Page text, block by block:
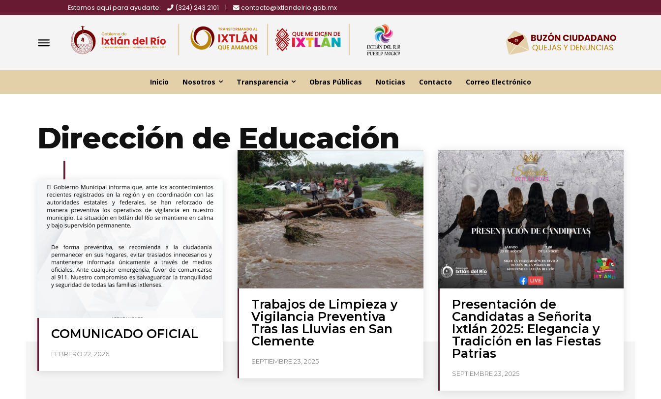
Estamos aquí para ayudarte: (324) 243 2101 | contacto@ixtlandelrio.gob.mx
Inicio Nosotros Transparencia Obras Públicas Noticias Contacto Correo Electrónico
Dirección de Educación
COMUNICADO OFICIAL
FEBRERO 22, 2026
Trabajos de Limpieza y
Vigilancia Preventiva
Tras las Lluvias en San
Clemente
SEPTIEMBRE 23, 2025
Presentación de
Candidatas a Señorita
Ixtlán 2025: Elegancia y
Tradición en las Fiestas
Patrias
SEPTIEMBRE 23, 2025